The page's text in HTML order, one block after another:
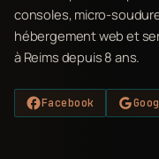
consoles, micro-
hébergement web et
à Reims depuis 8 ans.
Facebook